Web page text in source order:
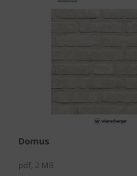
Domus
pdf, 2 MB